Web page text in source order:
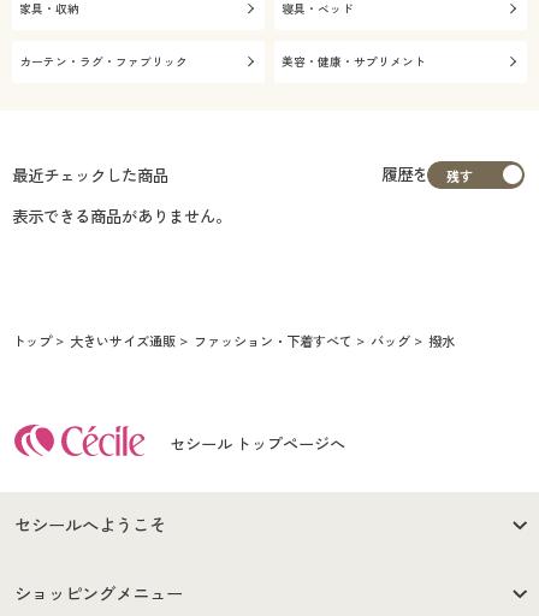
家具・収納 寝具・ベッド
カーテン・ラグ・ファブリック 美容・健康・サプリメント
最近チェックした商品
履歴を
表示できる商品がありません。
トップ 大きいサイズ通販 ファッション・下着すべて バッグ 撥水
セシール トップページへ
セシールへようこそ
はじめての方へ
ショッピングメニュー